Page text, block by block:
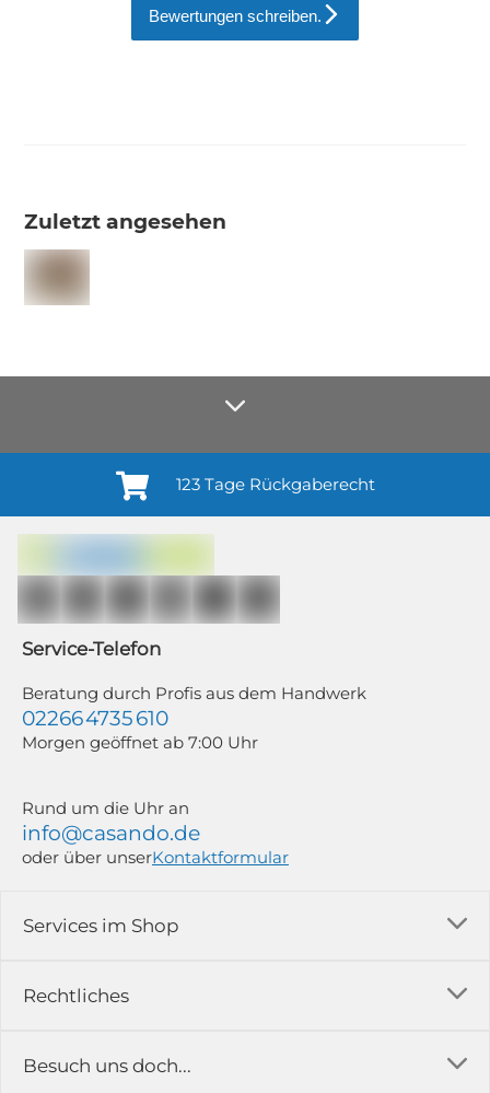
Bewertungen schreiben.
Zuletzt angesehen
Anmelden¹
casando (Holz-Richter GmbH) sowie zur Interessen-Analyse durch
jederzeit mit Wirkung für die Zukunft und ohne Angabe von Gründen
Weitere Informationen findest du in unserer Datenschutzerklärung.
123 Tage Rückgaberecht
Rechtliches
Impressum
Services im Shop
Versandkosten
Erfahrungsberichte & Bewertungen
Besuch uns doch...
Service-Telefon
Beratung durch Profis aus dem Handwerk
02266 4735 610
Morgen geöffnet ab 7:00 Uhr
Rund um die Uhr an
info@casando.de
oder über unserKontaktformular